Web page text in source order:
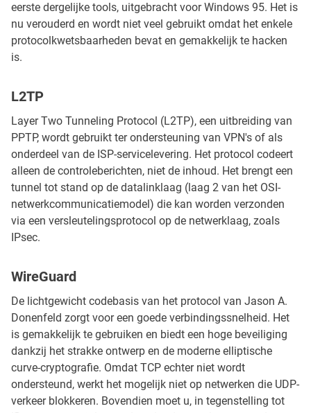
eerste dergelijke tools, uitgebracht voor Windows 95. Het is
nu verouderd en wordt niet veel gebruikt omdat het enkele
protocolkwetsbaarheden bevat en gemakkelijk te hacken
is.
L2TP
Layer Two Tunneling Protocol (L2TP), een uitbreiding van
PPTP, wordt gebruikt ter ondersteuning van VPN's of als
onderdeel van de ISP-servicelevering. Het protocol codeert
alleen de controleberichten, niet de inhoud. Het brengt een
tunnel tot stand op de datalinklaag (laag 2 van het OSI-
netwerkcommunicatiemodel) die kan worden verzonden
via een versleutelingsprotocol op de netwerklaag, zoals
IPsec.
WireGuard
De lichtgewicht codebasis van het protocol van Jason A.
Donenfeld zorgt voor een goede verbindingssnelheid. Het
is gemakkelijk te gebruiken en biedt een hoge beveiliging
dankzij het strakke ontwerp en de moderne elliptische
curve-cryptografie. Omdat TCP echter niet wordt
ondersteund, werkt het mogelijk niet op netwerken die UDP-
verkeer blokkeren. Bovendien moet u, in tegenstelling tot